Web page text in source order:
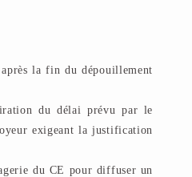
la fin du dépouillement
du délai prévu par le
exigeant la justification
du CE pour diffuser un